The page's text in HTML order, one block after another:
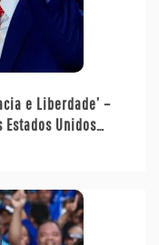
e Liberdade’ –
Unidos…